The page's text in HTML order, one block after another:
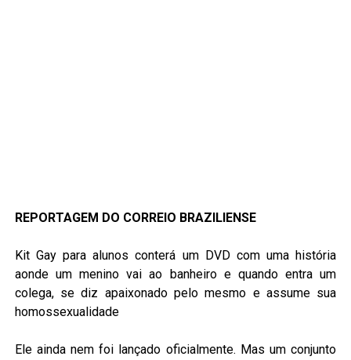
REPORTAGEM DO CORREIO BRAZILIENSE
Kit Gay para alunos conterá um DVD com uma história
aonde um menino vai ao banheiro e quando entra um
colega, se diz apaixonado pelo mesmo e assume sua
homossexualidade
Ele ainda nem foi lançado oficialmente. Mas um conjunto